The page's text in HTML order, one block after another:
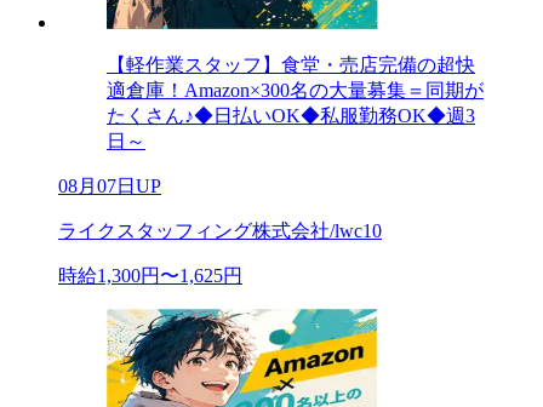
【軽作業スタッフ】食堂・売店完備の超快
適倉庫！Amazon×300名の大量募集＝同期が
たくさん♪◆日払いOK◆私服勤務OK◆週3
日～
08月07日UP
ライクスタッフィング株式会社/lwc10
時給1,300円〜1,625円